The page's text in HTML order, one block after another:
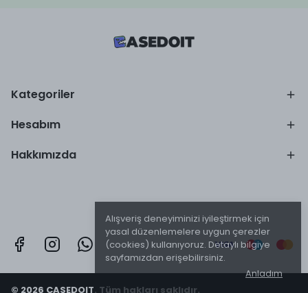
Alışveriş deneyiminizi iyileştirmek için
yasal düzenlemelere uygun çerezler
(cookies) kullanıyoruz. Detaylı bilgiye
sayfamızdan erişebilirsiniz.
Anladım
Kategoriler
Hesabım
Hakkımızda
© 2026 CASEDOIT. Tüm hakları saklıdır.